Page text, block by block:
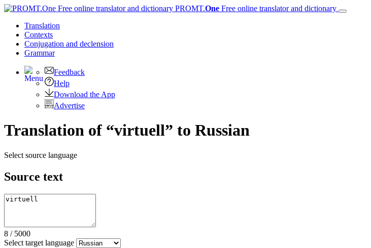
PROMT.One Free online translator and dictionary
Translation
Contexts
Conjugation and declension
Grammar
Feedback
Help
Download the App
Advertise
Translation of “virtuell” to Russian
Select source language
Source text
8 / 5000
Select target language